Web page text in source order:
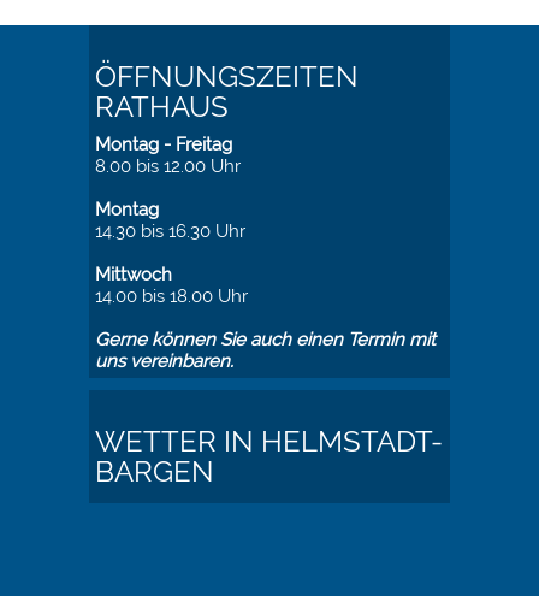
ÖFFNUNGSZEITEN
RATHAUS
Montag - Freitag
8.00 bis 12.00 Uhr
Montag
14.30 bis 16.30 Uhr
Mittwoch
14.00 bis 18.00 Uhr
Gerne können Sie auch einen Termin mit
uns vereinbaren.
WETTER IN HELMSTADT-
BARGEN